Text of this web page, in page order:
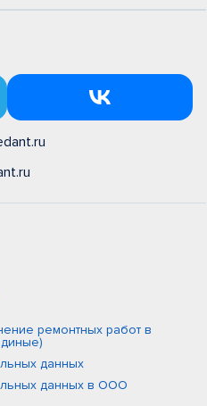
ремонтных работ в
данных
данных в ООО